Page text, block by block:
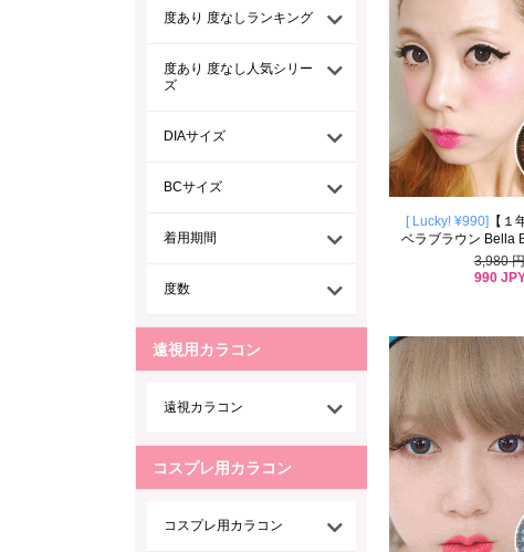
度あり 度なしランキング
度あり 度なし人気シリー
ズ
DIAサイズ
BCサイズ
着用期間
度数
遠視用カラコン
遠視カラコン
コスプレ用カラコン
コスプレ用カラコン
[ Lucky! ¥990] 【１
ベラブラウン Bella
3,980 円
990